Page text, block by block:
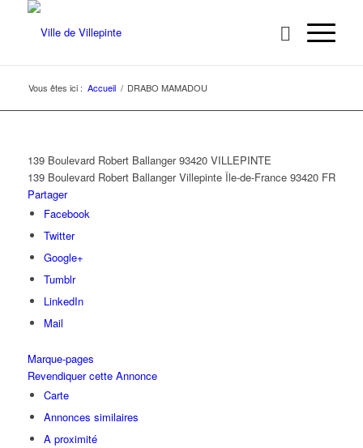
Vous êtes ici : Accueil / DRABO MAMADOU
139 Boulevard Robert Ballanger 93420 VILLEPINTE
139 Boulevard Robert Ballanger Villepinte Île-de-France 93420 FR
Partager
Facebook
Twitter
Google+
Tumblr
LinkedIn
Mail
Marque-pages
Revendiquer cette Annonce
Carte
Annonces similaires
A proximité